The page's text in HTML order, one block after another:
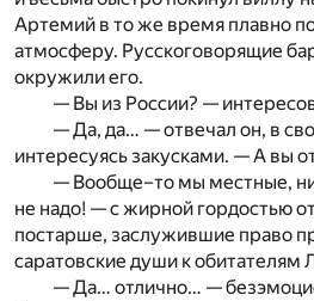
Артемий в то же время плавно
атмосферу. Русскоговорящие
окружили его.
— Вы из России? —
— Да, да… — отвечал он, в
интересуясь закусками. — А вы
— Вообще–то мы местные,
не надо! — с жирной гордостью
постарше, заслужившие право
саратовские души к обитателям
— Да… отлично… —